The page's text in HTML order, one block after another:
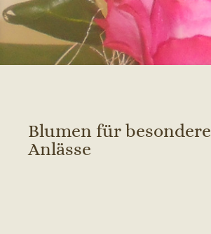
Blumen für besondere
Anlässe